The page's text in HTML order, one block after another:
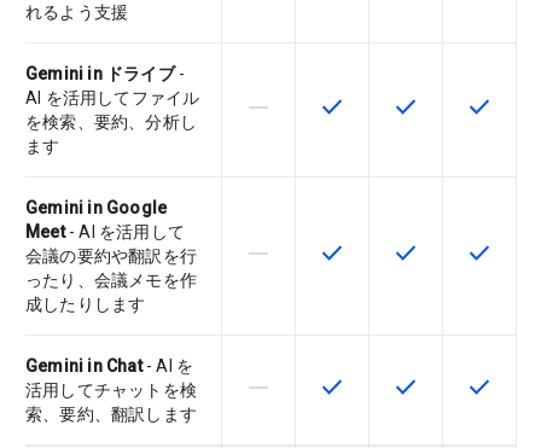
れるよう支援
Gemini in ドライブ-
AI を活用してファイル
を検索、要約、分析し
ます
この機能は該当の SKU でサポー
horizontal_rule この機能は該当の SKU
check この機能は該当
check この機
check
Gemini in Google
Meet- AI を活用して
会議の要約や翻訳を行
ったり、会議メモを作
成したりします
この機能は該当の SKU でサポー
horizontal_rule この機能は該当の SKU
check この機能は該当
check この機
check
Gemini in Chat- AI を
活用してチャットを検
索、要約、翻訳します
この機能は該当の SKU でサポー
horizontal_rule この機能は該当の SKU
check この機能は該当
check この機
check